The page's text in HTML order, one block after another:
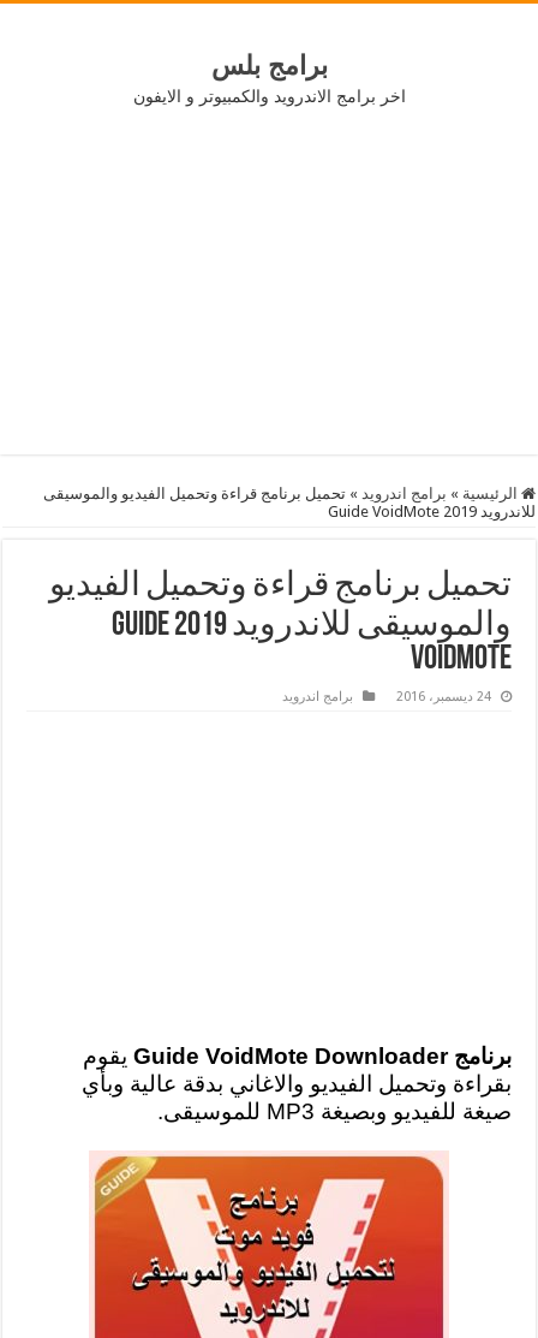
برامج بلس
اخر برامج الاندرويد والكمبيوتر و الايفون
الرئيسية » برامج اندرويد » تحميل برنامج قراءة وتحميل الفيديو والموسيقى
للاندرويد 2019 Guide VoidMote
تحميل برنامج قراءة وتحميل الفيديو
والموسيقى للاندرويد 2019 Guide
VoidMote
24 ديسمبر، 2016 برامج اندرويد
برنامج Guide VoidMote Downloader
يقوم
بقراءة وتحميل الفيديو والاغاني بدقة عالية وبأي
صيغة للفيديو وبصيغة MP3 للموسيقى.